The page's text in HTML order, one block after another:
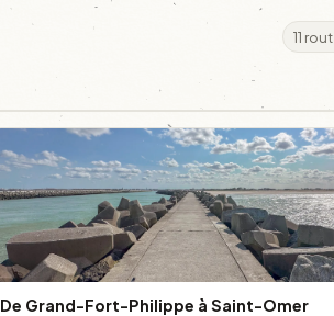
11
De Grand-Fort-Philippe à Saint-Omer